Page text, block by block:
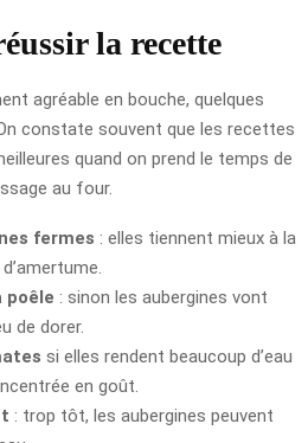
la recette
agréable en bouche, quelques
constate souvent que les recettes
quand on prend le temps de
au four.
fermes : elles tiennent mieux à la
poêle : sinon les aubergines vont
de dorer.
si elles rendent beaucoup d’eau
en goût.
: trop tôt, les aubergines peuvent